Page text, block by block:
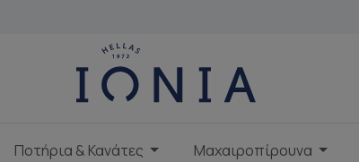
Ποτήρια & Κανάτες Μαχαιροπίρουνα